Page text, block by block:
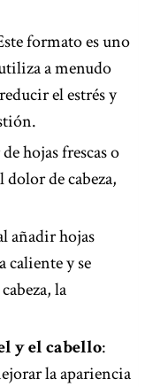
formato es uno
a menudo
el estrés y
hojas frescas o
dolor de cabeza,
añadir hojas
caliente y se
la
y el cabello:
la apariencia